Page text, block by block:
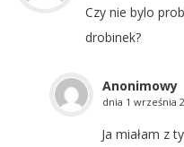
Czy nie bylo
drobinek?
Anonimowy
dnia 1 września
Ja miałam z